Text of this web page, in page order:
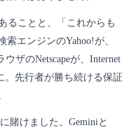
ることと、「これからも
エンジンのYahoo!が、
ザのNetscapeが、Internet
。先行者が勝ち続ける保証
賭けました。Geminiと